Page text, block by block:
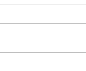
平気に踊